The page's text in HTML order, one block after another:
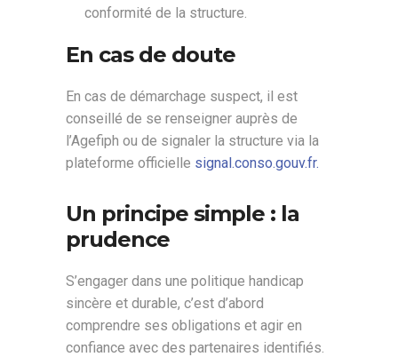
conformité de la structure.
En cas de doute
En cas de démarchage suspect, il est
conseillé de se renseigner auprès de
l’Agefiph ou de signaler la structure via la
plateforme officielle signal.conso.gouv.fr.
Un principe simple : la
prudence
S’engager dans une politique handicap
sincère et durable, c’est d’abord
comprendre ses obligations et agir en
confiance avec des partenaires identifiés.